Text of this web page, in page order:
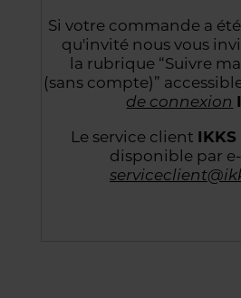
Si votre commande a
qu'invité nous vous
la rubrique “Suivre
(sans compte)”
de connexion
Le service client IKKS
disponible par